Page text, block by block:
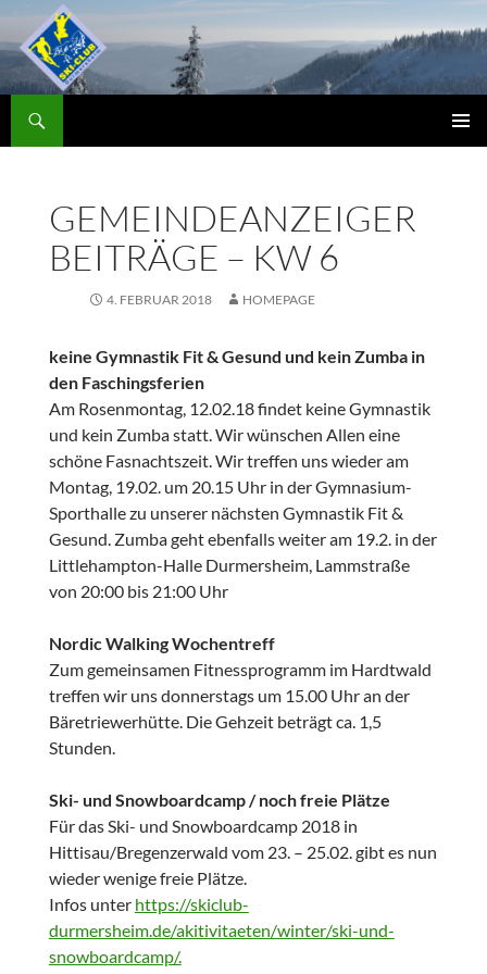
Zum
Inhalt
springen
Skiclub
GEMEINDEANZEIGER
BEITRÄGE – KW 6
4. FEBRUAR 2018 HOMEPAGE
keine Gymnastik Fit & Gesund und kein Zumba in
den Faschingsferien
Am Rosenmontag, 12.02.18 findet keine Gymnastik
und kein Zumba statt. Wir wünschen Allen eine
schöne Fasnachtszeit. Wir treffen uns wieder am
Montag, 19.02. um 20.15 Uhr in der Gymnasium-
Sporthalle zu unserer nächsten Gymnastik Fit &
Gesund. Zumba geht ebenfalls weiter am 19.2. in der
Littlehampton-Halle Durmersheim, Lammstraße
von 20:00 bis 21:00 Uhr
Nordic Walking Wochentreff
Zum gemeinsamen Fitnessprogramm im Hardtwald
treffen wir uns donnerstags um 15.00 Uhr an der
Bäretriewerhütte. Die Gehzeit beträgt ca. 1,5
Stunden.
Ski- und Snowboardcamp / noch freie Plätze
Für das Ski- und Snowboardcamp 2018 in
Hittisau/Bregenzerwald vom 23. – 25.02. gibt es nun
wieder wenige freie Plätze.
Infos unter https://skiclub-
durmersheim.de/akitivitaeten/winter/ski-und-
snowboardcamp/.